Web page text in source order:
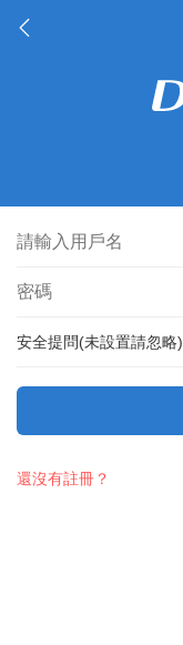
安全提問(未設置請忽略)
還沒有註冊？